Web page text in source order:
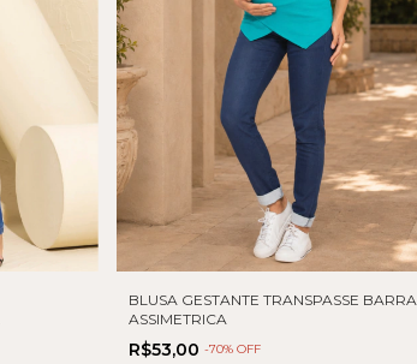
BLUSA GESTANTE TRANSPASSE BARRA
ASSIMETRICA
R$53,00 -70% OFF